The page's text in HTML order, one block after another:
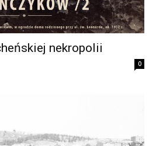
nekropolii
0